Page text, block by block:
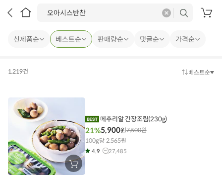
제
신제품순 베스트순 판매량순 댓글순 가격순
1,219건 정베스트순
장
바
메추리알 간장조림(230g)
21%5,900원7,500원
100g당 2,565원
4.9 27,485